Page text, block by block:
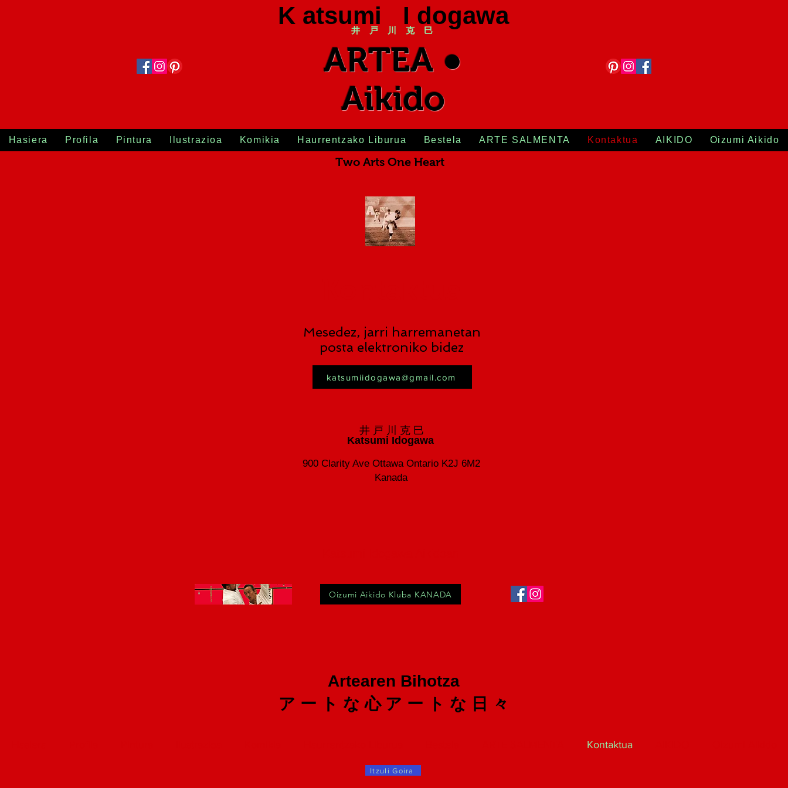
K atsumi I dogawa
井 戸 川 克 巳
ARTEA ●
Aikido
Hasiera Profila Pintura Ilustrazioa Komikia Haurrentzako Liburua Bestela ARTE SALMENTA Kontaktua AIKIDO Oizumi Aikido
Two Arts One Heart
Mesedez, jarri harremanetan
posta elektroniko bidez
katsumiidogawa@gmail.com
井 戸 川 克 巳
Katsumi Idogawa
900 Clarity Ave Ottawa Ontario K2J 6M2
Kanada
Oizumi Aikido Kluba KANADA
Artearen Bihotza
ア ー ト な 心 ア ー ト な 日 々
Kontaktua
Itzuli Goira